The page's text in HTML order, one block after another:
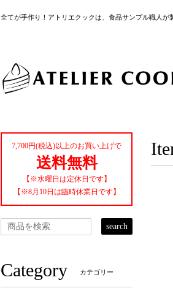
全てが手作り！アトリエクックは、食品サンプル職人が
7,700円(税込)以上のお買い上げで
送料無料
【※水曜日は定休日です】
【※8月10日は臨時休業日です】
search
Category カテゴリー